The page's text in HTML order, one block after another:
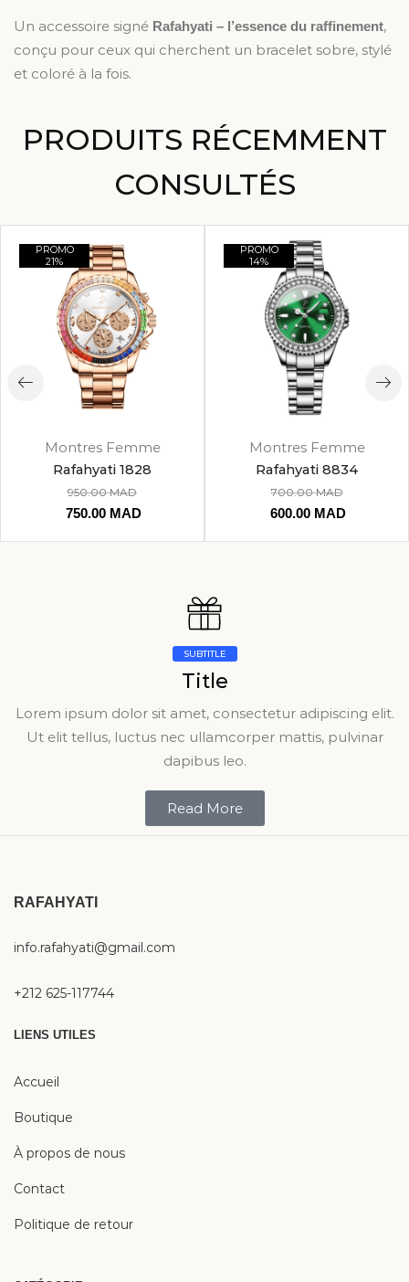
Un accessoire signé Rafahyati – l’essence du raffinement,
conçu pour ceux qui cherchent un bracelet sobre, stylé
et coloré à la fois.
PRODUITS RÉCEMMENT
CONSULTÉS
PROMO
21%
Montres Femme
Rafahyati 1828
950.00MAD
750.00 MAD
PROMO
14%
Montres Femme
Rafahyati 8834
700.00MAD
600.00 MAD
SUBTITLE
Title
Lorem ipsum dolor sit amet, consectetur adipiscing elit.
Ut elit tellus, luctus nec ullamcorper mattis, pulvinar
dapibus leo.
Read More
RAFAHYATI
info.rafahyati@gmail.com
+212 625-117744
LIENS UTILES
Accueil
Boutique
À propos de nous
Contact
Politique de retour